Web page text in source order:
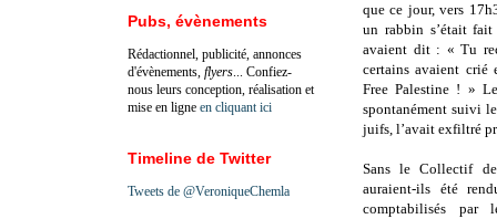
que ce jour, vers
un rabbin s’était
avaient dit : « Tu
certains avaient crié
Free Palestine ! »
spontanément suivi
juifs, l’avait exfiltré
Sans le Collectif
auraient-ils été
comptabilisés
Pubs, évènements
Rédactionnel, publicité, annonces
d'évènements, flyers ... Confiez-
nous leurs conception, réalisation et
mise en ligne en cliquant ici
Timeline de Twitter
Tweets de @VeroniqueChemla